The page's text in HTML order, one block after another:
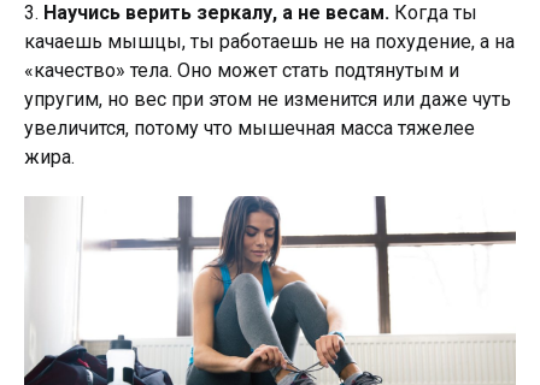
3. Научись верить зеркалу, а не весам. Когда ты
качаешь мышцы, ты работаешь не на похудение, а на
«качество» тела. Оно может стать подтянутым и
упругим, но вес при этом не изменится или даже чуть
увеличится, потому что мышечная масса тяжелее
жира.